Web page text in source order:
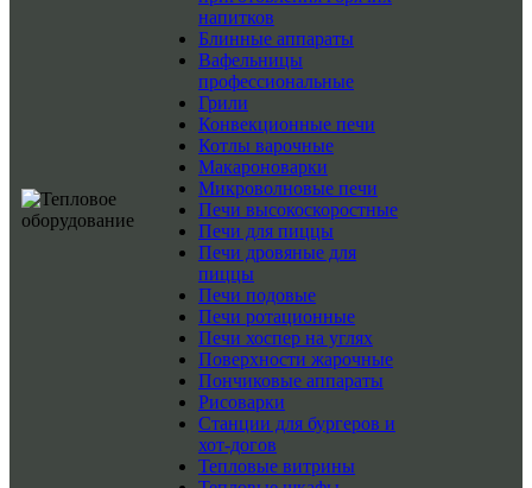
напитков
Блинные аппараты
Вафельницы
профессиональные
Грили
Конвекционные печи
Котлы варочные
Макароноварки
Микроволновые печи
Печи высокоскоростные
Печи для пиццы
Печи дровяные для
пиццы
Печи подовые
Печи ротационные
Печи хоспер на углях
Поверхности жарочные
Пончиковые аппараты
Рисоварки
Станции для бургеров и
хот-догов
Тепловые витрины